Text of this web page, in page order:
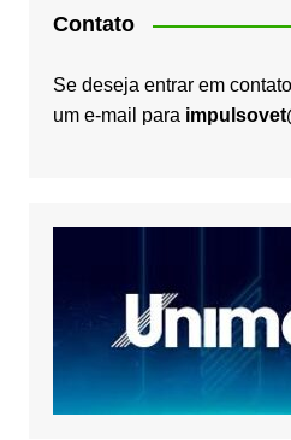
Contato
Se deseja entrar em
um e-mail para